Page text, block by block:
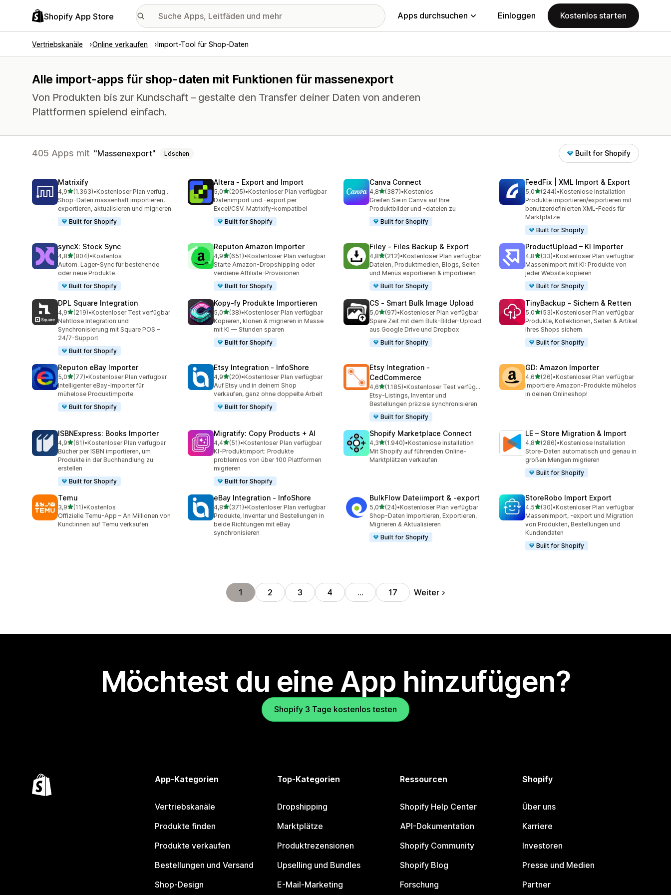
Shopify App Store Apps durchsuchen Einloggen Kostenlos starten
Vertriebskanäle Online verkaufen Import-Tool für Shop-Daten
Alle import-apps für shop-daten mit Funktionen für massenexport
Von Produkten bis zur Kundschaft – gestalte den Transfer deiner Daten von anderen
Plattformen spielend einfach.
405 Apps mit Massenexport Löschen Built for Shopify
Matrixify
4,9von 5 Sternen
(1.363)
1363 Rezensionen insgesamt
•
Kostenloser Plan verfügbar
Shop-Daten massenhaft importieren,
exportieren, aktualisieren und migrieren
Built for Shopify
Altera ‑ Export and Import
5,0von 5 Sternen
(205)
205 Rezensionen insgesamt
•Kostenloser Plan verfügbar
Datenimport und -export per
Excel/CSV. Matrixify-kompatibel
Built for Shopify
Canva Connect
4,8von 5 Sternen
(387)
387 Rezensionen insgesamt
•Kostenlos
Greifen Sie in Canva auf Ihre
Produktbilder und -dateien zu
Built for Shopify
FeedFix | XML Import & Export
5,0von 5 Sternen
(244)
244 Rezensionen insgesamt
•Kostenlose Installation
Produkte importieren/exportieren mit
benutzerdefinierten XML-Feeds für
Marktplätze
Built for Shopify
syncX: Stock Sync
4,8von 5 Sternen
(804)
804 Rezensionen insgesamt
•Kostenlos
Autom. Lager-Sync für bestehende
oder neue Produkte
Built for Shopify
Reputon Amazon Importer
4,9von 5 Sternen
(651)
651 Rezensionen insgesamt
•Kostenloser Plan verfügbar
Starte Amazon-Dropshipping oder
verdiene Affiliate-Provisionen
Built for Shopify
Filey ‑ Files Backup & Export
4,8von 5 Sternen
(212)
212 Rezensionen insgesamt
•Kostenloser Plan verfügbar
Dateien, Produktmedien, Blogs, Seiten
und Menüs exportieren & importieren
Built for Shopify
ProductUpload – KI Importer
4,8von 5 Sternen
(33)
33 Rezensionen insgesamt
•Kostenloser Plan verfügbar
Massenimport mit KI: Produkte von
jeder Website kopieren
Built for Shopify
DPL Square Integration
4,9von 5 Sternen
(219)
219 Rezensionen insgesamt
•Kostenloser Test verfügbar
Nahtlose Integration und
Synchronisierung mit Square POS –
24/7-Support
Built for Shopify
Kopy‑fy Produkte Importieren
5,0von 5 Sternen
(38)
38 Rezensionen insgesamt
•Kostenloser Plan verfügbar
Kopieren, klonen & migrieren in Masse
mit KI — Stunden sparen
Built for Shopify
CS ‑ Smart Bulk Image Upload
5,0von 5 Sternen
(97)
97 Rezensionen insgesamt
•Kostenloser Plan verfügbar
Spare Zeit mit dem Bulk-Bilder-Upload
aus Google Drive und Dropbox
Built for Shopify
TinyBackup ‑ Sichern & Retten
5,0von 5 Sternen
(53)
53 Rezensionen insgesamt
•Kostenloser Plan verfügbar
Produkte, Kollektionen, Seiten & Artikel
Ihres Shops sichern.
Built for Shopify
Reputon eBay Importer
5,0von 5 Sternen
(77)
77 Rezensionen insgesamt
•Kostenloser Plan verfügbar
Intelligenter eBay-Importer für
mühelose Produktimporte
Built for Shopify
Etsy Integration ‑ InfoShore
4,9von 5 Sternen
(20)
20 Rezensionen insgesamt
•Kostenloser Plan verfügbar
Auf Etsy und in deinem Shop
verkaufen, ganz ohne doppelte Arbeit
Built for Shopify
Etsy Integration ‑
CedCommerce
4,6von 5 Sternen
(1.185)
1185 Rezensionen insgesamt
•
Kostenloser Test verfügbar
Etsy-Listings, Inventar und
Bestellungen präzise synchronisieren
Built for Shopify
GD: Amazon Importer
4,6von 5 Sternen
(26)
26 Rezensionen insgesamt
•Kostenloser Plan verfügbar
Importiere Amazon-Produkte mühelos
in deinen Onlineshop!
ISBNExpress: Books Importer
4,9von 5 Sternen
(61)
61 Rezensionen insgesamt
•Kostenloser Plan verfügbar
Bücher per ISBN importieren, um
Produkte in der Buchhandlung zu
erstellen
Built for Shopify
Migratify: Copy Products + AI
4,4von 5 Sternen
(51)
51 Rezensionen insgesamt
•Kostenloser Plan verfügbar
KI-Produktimport: Produkte
problemlos von über 100 Plattformen
migrieren
Built for Shopify
Shopify Marketplace Connect
4,3von 5 Sternen
(1.940)
1940 Rezensionen insgesamt
•Kostenlose Installation
Mit Shopify auf führenden Online-
Marktplätzen verkaufen
LE – Store Migration & Import
4,8von 5 Sternen
(286)
286 Rezensionen insgesamt
•Kostenlose Installation
Store-Daten automatisch und genau in
großen Mengen migrieren
Built for Shopify
Temu
3,9von 5 Sternen
(11)
11 Rezensionen insgesamt
•Kostenlos
Offizielle Temu-App – An Millionen von
Kund:innen auf Temu verkaufen
eBay Integration ‑ InfoShore
4,8von 5 Sternen
(371)
371 Rezensionen insgesamt
•Kostenloser Plan verfügbar
Produkte, Inventar und Bestellungen in
beide Richtungen mit eBay
synchronisieren
BulkFlow Dateiimport & ‑export
5,0von 5 Sternen
(24)
24 Rezensionen insgesamt
•Kostenloser Plan verfügbar
Shop-Daten Importieren, Exportieren,
Migrieren & Aktualisieren
Built for Shopify
StoreRobo Import Export
4,5von 5 Sternen
(30)
30 Rezensionen insgesamt
•Kostenloser Plan verfügbar
Massenimport, -export und Migration
von Produkten, Bestellungen und
Kundendaten
Built for Shopify
1 2 3 4 … 17 Weiter
Möchtest du eine App hinzufügen?
Shopify 3 Tage kostenlos testen
App-Kategorien
Vertriebskanäle
Produkte finden
Produkte verkaufen
Bestellungen und Versand
Shop-Design
Top-Kategorien
Dropshipping
Marktplätze
Produktrezensionen
Upselling und Bundles
E-Mail-Marketing
Ressourcen
Shopify Help Center
API-Dokumentation
Shopify Community
Shopify Blog
Forschung
Shopify
Über uns
Karriere
Investoren
Presse und Medien
Partner